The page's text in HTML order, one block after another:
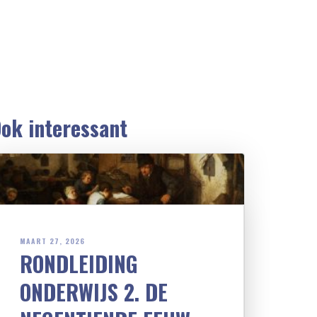
interessant
MAART 27, 2026
RONDLEIDING
ONDERWIJS 2. DE